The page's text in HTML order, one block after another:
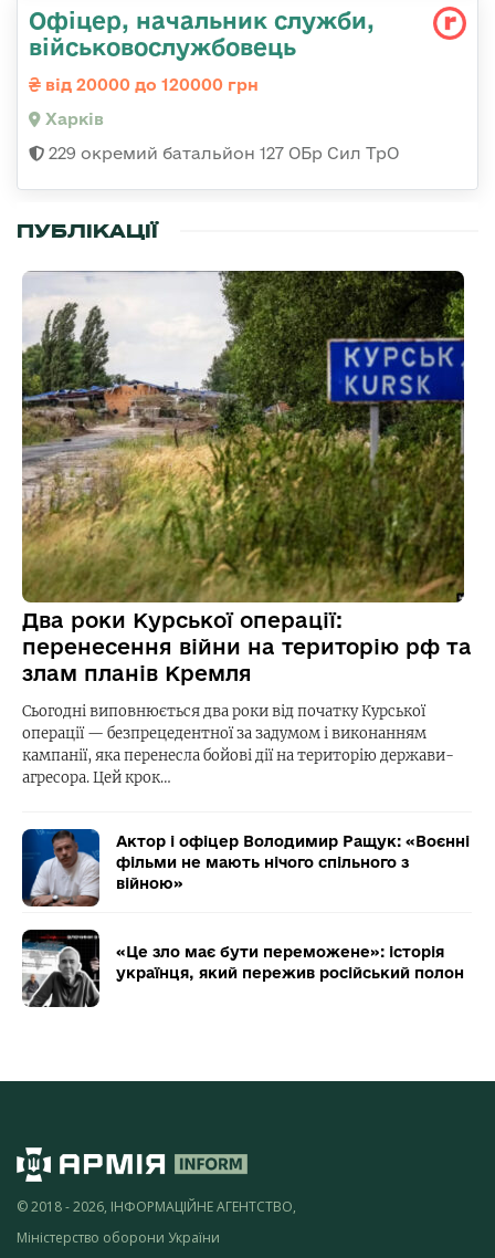
Офіцер, начальник служби,
військовослужбовець
від 20000 до 120000 грн
Харків
229 окремий батальйон 127 ОБр Сил ТрО
ПУБЛІКАЦІЇ
Два роки Курської операції:
перенесення війни на територію рф та
злам планів Кремля
Сьогодні виповнюється два роки від початку Курської
операції — безпрецедентної за задумом і виконанням
кампанії, яка перенесла бойові дії на територію держави-
агресора. Цей крок…
Актор і офіцер Володимир Ращук: «Воєнні
фільми не мають нічого спільного з
війною»
«Це зло має бути переможене»: історія
українця, який пережив російський полон
© 2018 - 2026, ІНФОРМАЦІЙНЕ АГЕНТСТВО,
Міністерство оборони України